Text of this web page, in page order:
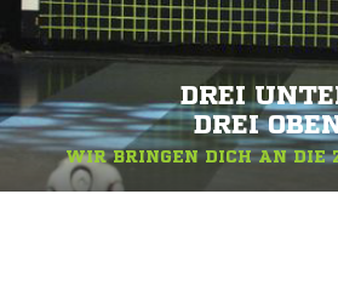
DREI
DREI
WIR BRINGEN DICH AN DIE